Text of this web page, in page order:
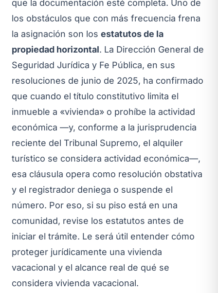
que la documentación esté completa. Uno de
los obstáculos que con más frecuencia frena
la asignación son los estatutos de la
propiedad horizontal. La Dirección General de
Seguridad Jurídica y Fe Pública, en sus
resoluciones de junio de 2025, ha confirmado
que cuando el título constitutivo limita el
inmueble a «vivienda» o prohíbe la actividad
económica —y, conforme a la jurisprudencia
reciente del Tribunal Supremo, el alquiler
turístico se considera actividad económica—,
esa cláusula opera como resolución obstativa
y el registrador deniega o suspende el
número. Por eso, si su piso está en una
comunidad, revise los estatutos antes de
iniciar el trámite. Le será útil entender cómo
proteger jurídicamente una vivienda
vacacional y el alcance real de qué se
considera vivienda vacacional.